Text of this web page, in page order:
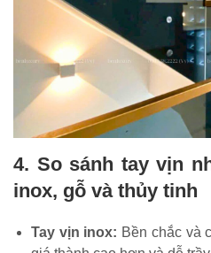
4. So sánh tay vịn
inox, gỗ và thủy tinh
Tay vịn inox: Bền chắc và